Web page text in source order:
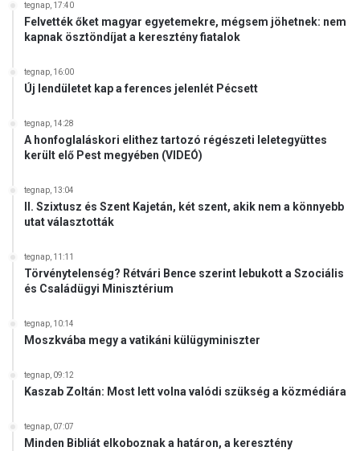
tegnap, 17:40
Felvették őket magyar egyetemekre, mégsem jöhetnek: nem
kapnak ösztöndíjat a keresztény fiatalok
tegnap, 16:00
Új lendületet kap a ferences jelenlét Pécsett
tegnap, 14:28
A honfoglaláskori elithez tartozó régészeti leletegyüttes
került elő Pest megyében (VIDEÓ)
tegnap, 13:04
II. Szixtusz és Szent Kajetán, két szent, akik nem a könnyebb
utat választották
tegnap, 11:11
Törvénytelenség? Rétvári Bence szerint lebukott a Szociális
és Családügyi Minisztérium
tegnap, 10:14
Moszkvába megy a vatikáni külügyminiszter
tegnap, 09:12
Kaszab Zoltán: Most lett volna valódi szükség a közmédiára
tegnap, 07:07
Minden Bibliát elkoboznak a határon, a keresztény